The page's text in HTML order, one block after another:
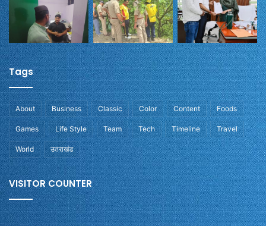
Tags
About Business Classic Color Content Foods
Games Life Style Team Tech Timeline Travel
World उतराखंड
VISITOR COUNTER